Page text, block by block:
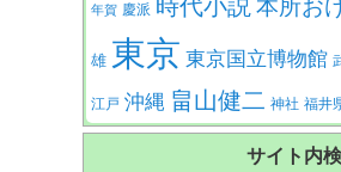
年賀 慶派
雄 東京 東京国立博物館
江戸 沖縄 畠山健二 神社 福井
サイト内